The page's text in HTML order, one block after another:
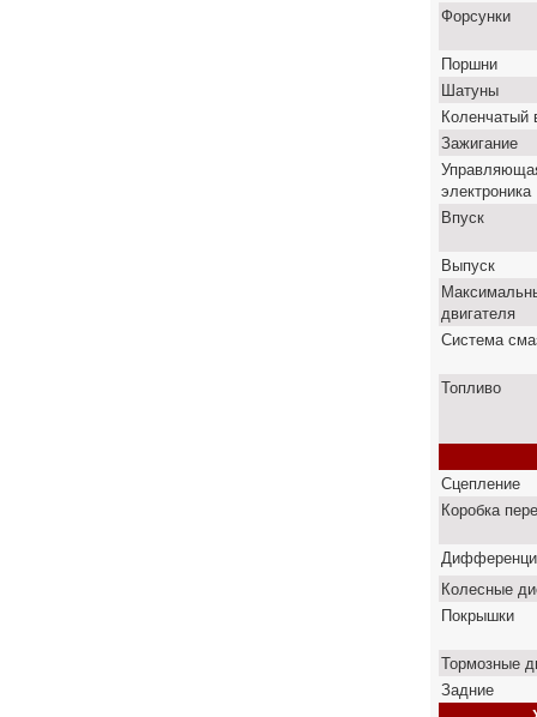
Форсунки
Поршни
Шатуны
Коленчатый
Зажигание
электроника
Впуск
Выпуск
двигателя
Система
Топливо
Сцепление
Коробка
Колесные
Покрышки
Тормозные
Задние